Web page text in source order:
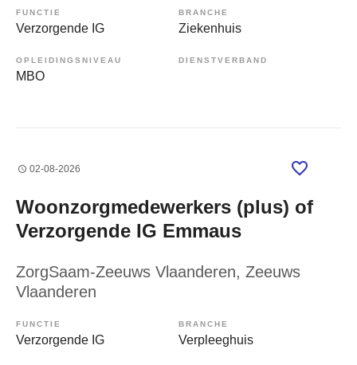
FUNCTIE
Verzorgende IG
BRANCHE
Ziekenhuis
OPLEIDINGSNIVEAU
MBO
DIENSTVERBAND
02-08-2026
Woonzorgmedewerkers (plus) of
Verzorgende IG Emmaus
ZorgSaam-Zeeuws Vlaanderen, Zeeuws
Vlaanderen
FUNCTIE
Verzorgende IG
BRANCHE
Verpleeghuis